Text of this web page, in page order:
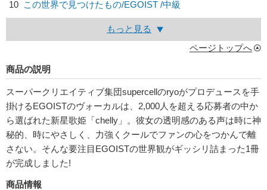
10 この世界で見つけたもの/EGOIST /中級
もっと見る
ページトップへ
商品の説明
スーパークリエイティブ集団supercellのryoがプロデュースを手
掛けるEGOISTのヴォーカルは、2,000人を超える応募者の中か
ら選ばれた新星歌姫「chelly」。彼女の透明感のある声は時に神
秘的、時にやさしく、力強くクールでファンの心をつかんで離
さない。そんな要注目EGOISTの世界観がギッシリ詰まった1冊
が完成しました!
商品情報